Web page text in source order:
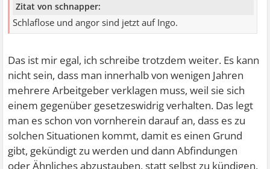
Zitat von schnapper:
Schlaflose und angor sind jetzt auf Ingo.
Das ist mir egal, ich schreibe trotzdem weiter. Es kann
nicht sein, dass man innerhalb von wenigen Jahren
mehrere Arbeitgeber verklagen muss, weil sie sich
einem gegenüber gesetzeswidrig verhalten. Das legt
man es schon von vornherein darauf an, dass es zu
solchen Situationen kommt, damit es einen Grund
gibt, gekündigt zu werden und dann Abfindungen
oder Ähnliches abzustauben, statt selbst zu kündigen,